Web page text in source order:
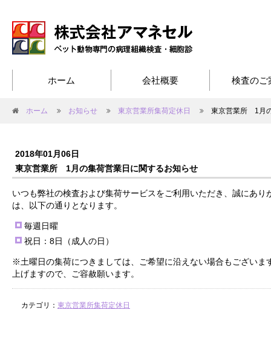
ホーム 会社概要 検査のご
ホーム お知らせ 東京営業所集荷定休日 東京営業所 1月
2018年01月06日
東京営業所 1月の集荷営業日に関するお知らせ
いつも弊社の検査および集荷サービスをご利用いただき、誠にあ
は、以下の通りとなります。
毎週日曜
祝日：8日（成人の日）
※土曜日の集荷につきましては、ご希望に沿えない場合もございま
上げますので、ご容赦願います。
カテゴリ： 東京営業所集荷定休日